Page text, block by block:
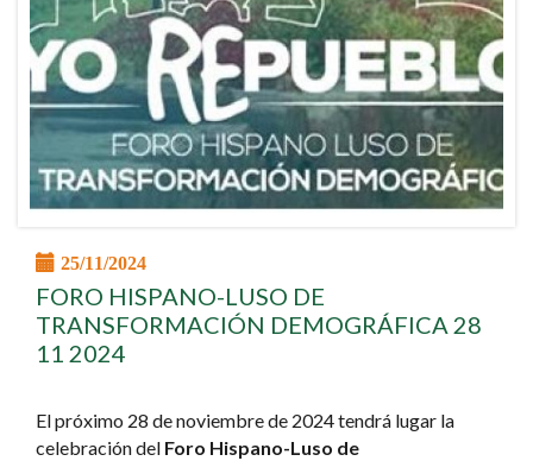
25/11/2024
FORO HISPANO-LUSO DE
TRANSFORMACIÓN DEMOGRÁFICA 28
11 2024
El próximo 28 de noviembre de 2024 tendrá lugar la
celebración del Foro Hispano-Luso de